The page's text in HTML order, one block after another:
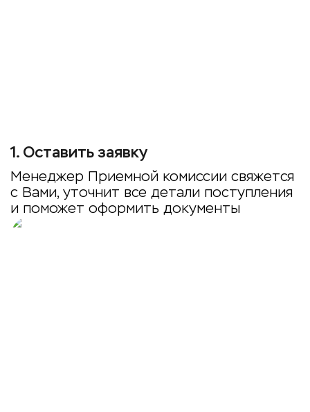
1. Оставить заявку
Менеджер Приемной комиссии свяжется
с Вами, уточнит все детали поступления
и поможет оформить документы